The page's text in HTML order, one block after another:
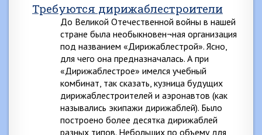
Требуются дирижаблестроители
До Великой Отечественной войны в нашей
стране была необыкновен¬ная организация
под названием «Дирижаблестрой». Ясно,
для чего она предназначалась. А при
«Дирижаблестрое» имелся учебный
комбинат, так сказать, кузница будущих
дирижаблестроителей и аэронавтов (как
назывались экипажи дирижаблей). Было
построено более десятка дирижаблей
разных типов. Небольших по объему для